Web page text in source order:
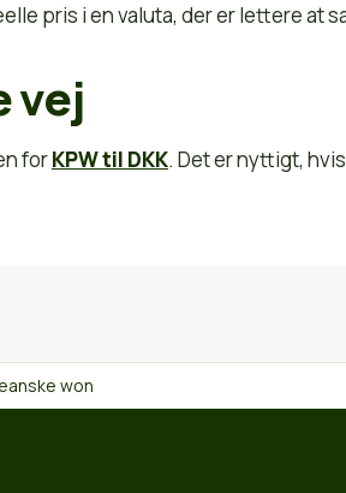
pris i en valuta, der er lettere at
vej
forKPW til DKK. Det er nyttigt,
won